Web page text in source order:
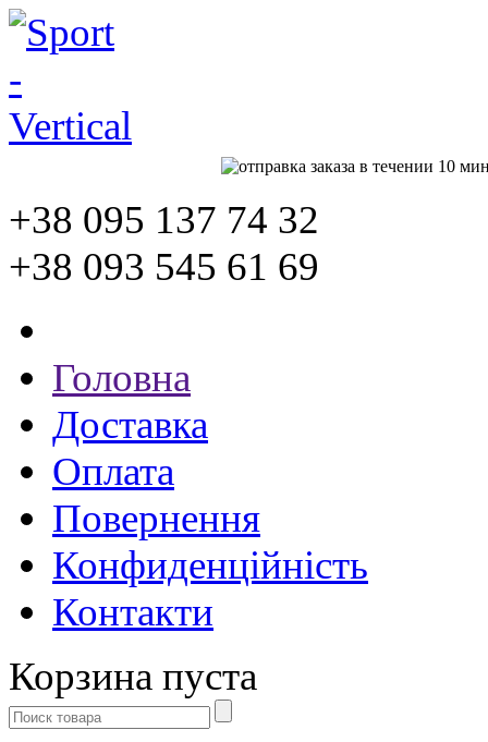
+38 095 137 74 32
+38 093 545 61 69
Головна
Доставка
Оплата
Повернення
Конфиденційність
Контакти
Корзина пуста